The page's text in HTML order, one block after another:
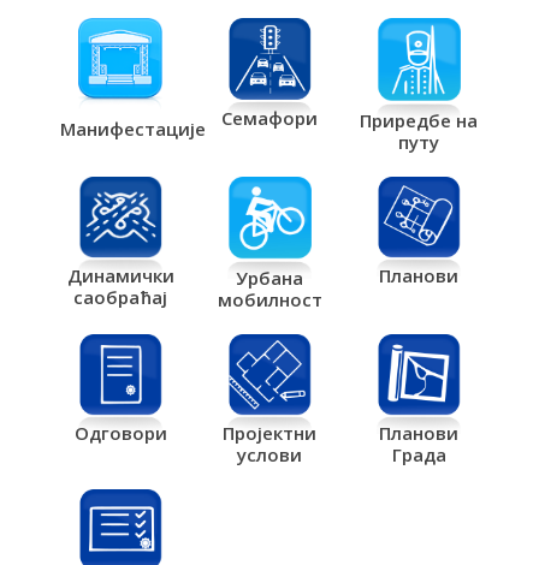
Манифестације Семафори
Приредбе на
путу
Динамички
саобраћај
Урбана
мобилност
Планови
Одговори
Пројектни
услови
Планови
Града